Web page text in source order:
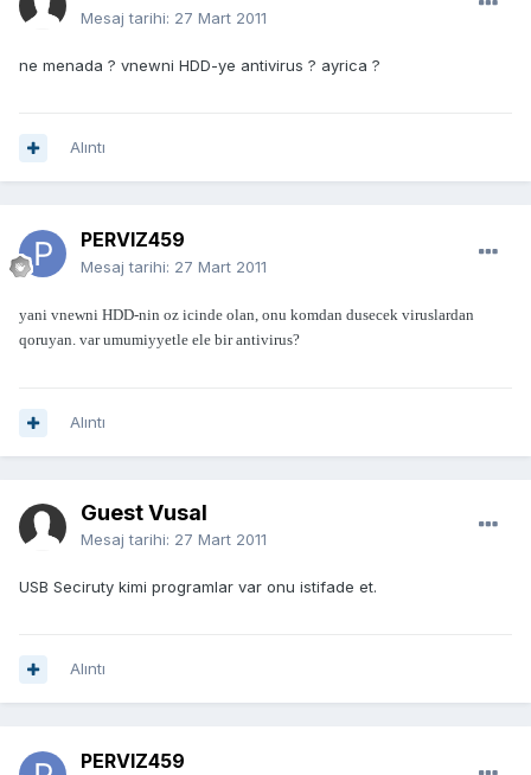
Mesaj tarihi: 27 Mart 2011
ne menada ? vnewni HDD-ye antivirus ? ayrica ?
Alıntı
PERVIZ459
Mesaj tarihi: 27 Mart 2011
yani vnewni HDD-nin oz icinde olan, onu komdan dusecek viruslardan
qoruyan. var umumiyyetle ele bir antivirus?
Alıntı
Guest Vusal
Mesaj tarihi: 27 Mart 2011
USB Seciruty kimi programlar var onu istifade et.
Alıntı
PERVIZ459